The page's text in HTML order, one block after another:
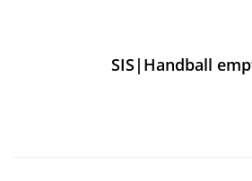
SIS|Handball